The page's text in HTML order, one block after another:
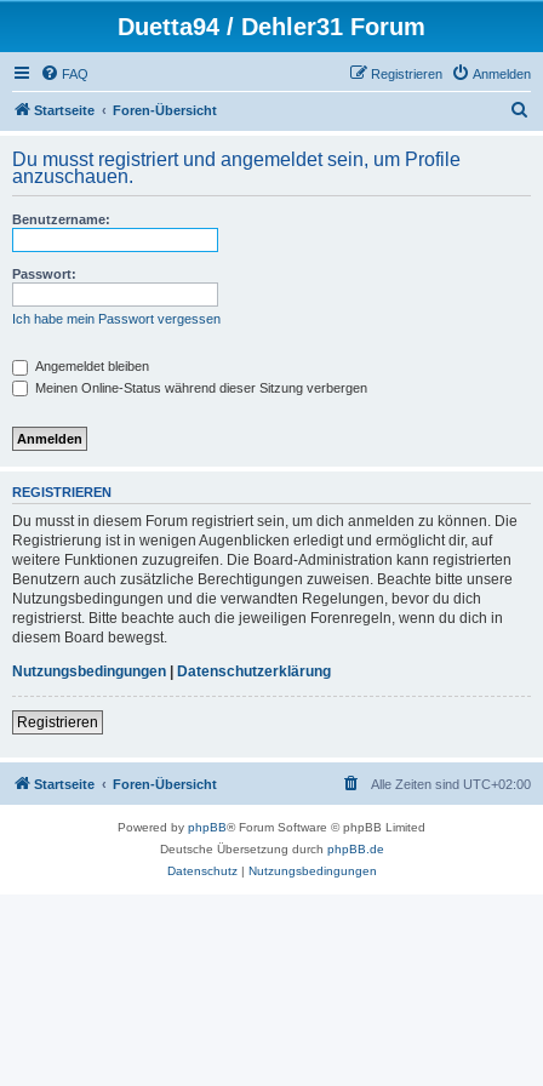
Duetta94 / Dehler31 Forum
FAQ Anmelden
Registrieren
Startseite Foren-Übersicht
h
Du musst registriert und angemeldet sein, um Profile
anzuschauen.
Benutzername:
Passwort:
Ich habe mein Passwort vergessen
Angemeldet bleiben
Meinen Online-Status während dieser Sitzung verbergen
REGISTRIEREN
Du musst in diesem Forum registriert sein, um dich anmelden zu können. Die
Registrierung ist in wenigen Augenblicken erledigt und ermöglicht dir, auf
weitere Funktionen zuzugreifen. Die Board-Administration kann registrierten
Benutzern auch zusätzliche Berechtigungen zuweisen. Beachte bitte unsere
Nutzungsbedingungen und die verwandten Regelungen, bevor du dich
registrierst. Bitte beachte auch die jeweiligen Forenregeln, wenn du dich in
diesem Board bewegst.
Nutzungsbedingungen | Datenschutzerklärung
Registrieren
Startseite Foren-Übersicht Alle Zeiten sind UTC+02:00
Powered by phpBB® Forum Software © phpBB Limited
Deutsche Übersetzung durch phpBB.de
Datenschutz| Nutzungsbedingungen